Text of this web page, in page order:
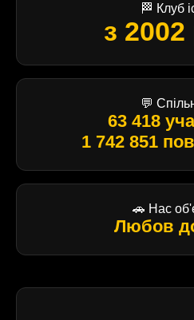
🏁 Клуб
з 2002
💬
63 418
1 742 851
🚗 Нас
Любов